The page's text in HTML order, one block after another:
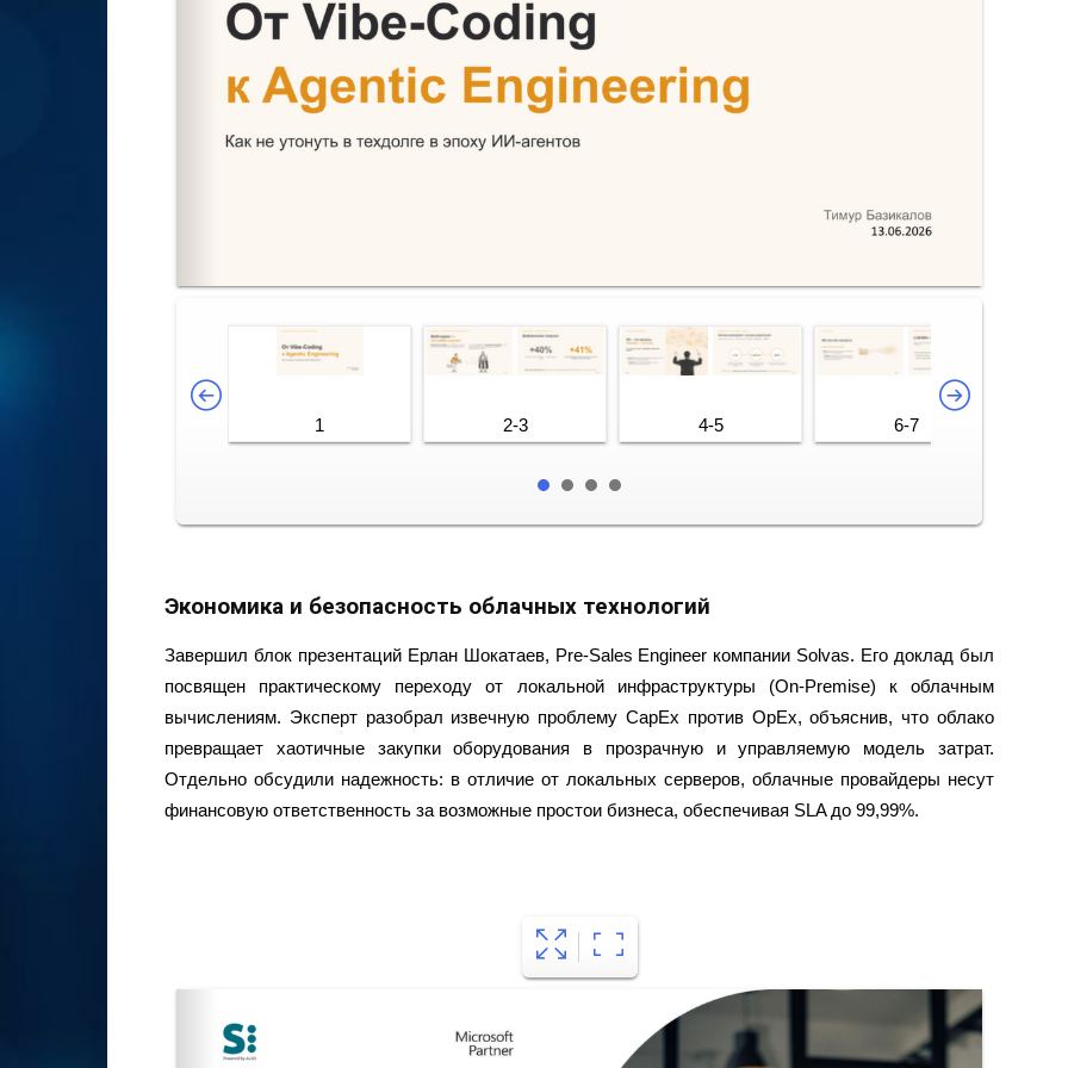
1 2-3 4-5 6-7
Экономика и безопасность облачных технологий
Завершил блок презентаций Ерлан Шокатаев, Pre-Sales Engineer компании Solvas. Его доклад был
посвящен практическому переходу от локальной инфраструктуры (On-Premise) к облачным
вычислениям. Эксперт разобрал извечную проблему CapEx против OpEx, объяснив, что облако
превращает хаотичные закупки оборудования в прозрачную и управляемую модель затрат.
Отдельно обсудили надежность: в отличие от локальных серверов, облачные провайдеры несут
финансовую ответственность за возможные простои бизнеса, обеспечивая SLA до 99,99%.